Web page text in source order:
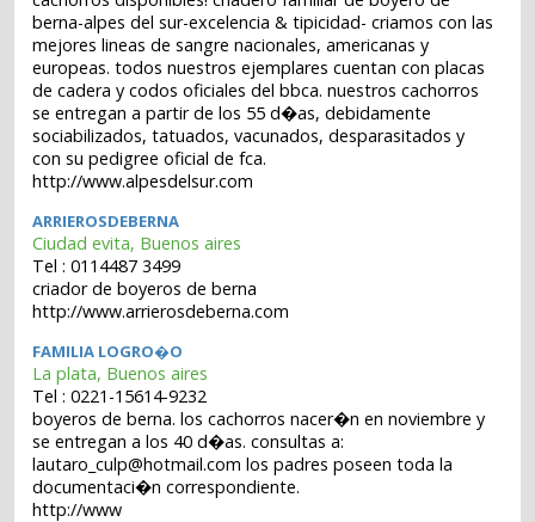
berna-alpes del sur-excelencia & tipicidad- criamos con las
mejores lineas de sangre nacionales, americanas y
europeas. todos nuestros ejemplares cuentan con placas
de cadera y codos oficiales del bbca. nuestros cachorros
se entregan a partir de los 55 d�as, debidamente
sociabilizados, tatuados, vacunados, desparasitados y
con su pedigree oficial de fca.
http://www.alpesdelsur.com
ARRIEROSDEBERNA
Ciudad evita, Buenos aires
Tel : 0114487 3499
criador de boyeros de berna
http://www.arrierosdeberna.com
FAMILIA LOGRO�O
La plata, Buenos aires
Tel : 0221-15614-9232
boyeros de berna. los cachorros nacer�n en noviembre y
se entregan a los 40 d�as. consultas a:
lautaro_culp@hotmail.com los padres poseen toda la
documentaci�n correspondiente.
http://www